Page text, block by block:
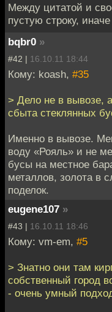
Между цитатой и
пустую строку,
bqbr0 »
#42 | 16.10.11 18:44
Кому: koash, #35
> Дело не в вывозе,
сбыта стеклянных
Именно в вывозе.
воду «Рояль» и не
бусы на местное
металлов, золота в
поделок.
eugene107 »
#43 | 16.10.11 18:46
Кому: vm-em, #5
> Знатно они там
собственный город
- очень умный